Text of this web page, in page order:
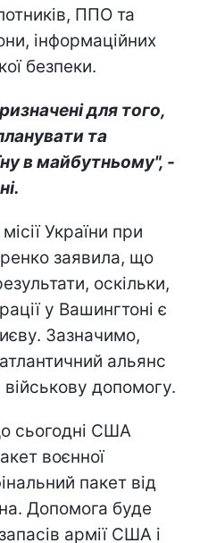
ППО та
інформаційних
безпеки.
для того,
та
в майбутньому", -
України при
заявила, що
оскільки,
у Вашингтоні є
Зазначимо,
альянс
допомогу.
сьогодні США
воєнної
пакет від
Допомога буде
армії США і